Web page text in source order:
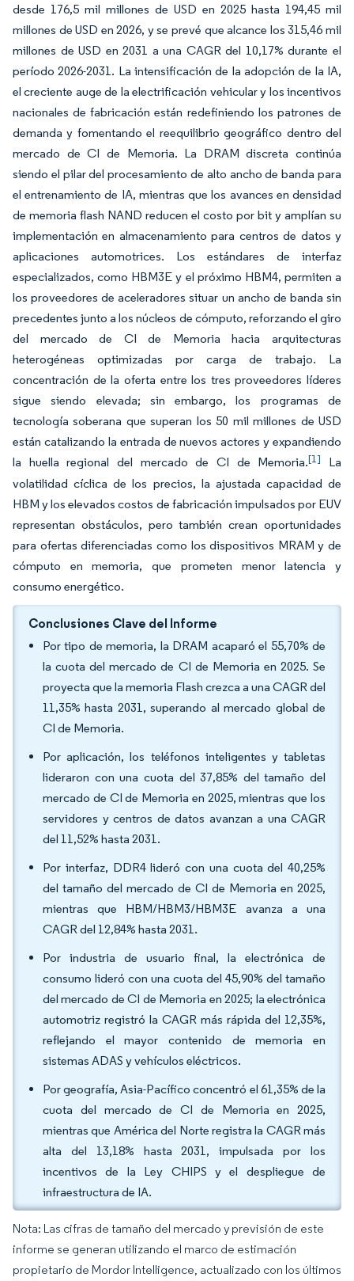
desde 176,5 mil millones de USD en 2025 hasta 194,45 mil
millones de USD en 2026, y se prevé que alcance los 315,46 mil
millones de USD en 2031 a una CAGR del 10,17% durante el
período 2026-2031. La intensificación de la adopción de la IA,
el creciente auge de la electrificación vehicular y los incentivos
nacionales de fabricación están redefiniendo los patrones de
demanda y fomentando el reequilibrio geográfico dentro del
mercado de CI de Memoria. La DRAM discreta continúa
siendo el pilar del procesamiento de alto ancho de banda para
el entrenamiento de IA, mientras que los avances en densidad
de memoria flash NAND reducen el costo por bit y amplían su
implementación en almacenamiento para centros de datos y
aplicaciones automotrices. Los estándares de interfaz
especializados, como HBM3E y el próximo HBM4, permiten a
los proveedores de aceleradores situar un ancho de banda sin
precedentes junto a los núcleos de cómputo, reforzando el giro
del mercado de CI de Memoria hacia arquitecturas
heterogéneas optimizadas por carga de trabajo. La
concentración de la oferta entre los tres proveedores líderes
sigue siendo elevada; sin embargo, los programas de
tecnología soberana que superan los 50 mil millones de USD
están catalizando la entrada de nuevos actores y expandiendo
la huella regional del mercado de CI de Memoria.[1]
La
volatilidad cíclica de los precios, la ajustada capacidad de
HBM y los elevados costos de fabricación impulsados por EUV
representan obstáculos, pero también crean oportunidades
para ofertas diferenciadas como los dispositivos MRAM y de
cómputo en memoria, que prometen menor latencia y
consumo energético.
Conclusiones Clave del Informe
Por tipo de memoria, la DRAM acaparó el 55,70% de
la cuota del mercado de CI de Memoria en 2025. Se
proyecta que la memoria Flash crezca a una CAGR del
11,35% hasta 2031, superando al mercado global de
CI de Memoria.
Por aplicación, los teléfonos inteligentes y tabletas
lideraron con una cuota del 37,85% del tamaño del
mercado de CI de Memoria en 2025, mientras que los
servidores y centros de datos avanzan a una CAGR
del 11,52% hasta 2031.
Por interfaz, DDR4 lideró con una cuota del 40,25%
del tamaño del mercado de CI de Memoria en 2025,
mientras que HBM/HBM3/HBM3E avanza a una
CAGR del 12,84% hasta 2031.
Por industria de usuario final, la electrónica de
consumo lideró con una cuota del 45,90% del tamaño
del mercado de CI de Memoria en 2025; la electrónica
automotriz registró la CAGR más rápida del 12,35%,
reflejando el mayor contenido de memoria en
sistemas ADAS y vehículos eléctricos.
Por geografía, Asia-Pacífico concentró el 61,35% de la
cuota del mercado de CI de Memoria en 2025,
mientras que América del Norte registra la CAGR más
alta del 13,18% hasta 2031, impulsada por los
incentivos de la Ley CHIPS y el despliegue de
infraestructura de IA.
Nota: Las cifras de tamaño del mercado y previsión de este
informe se generan utilizando el marco de estimación
propietario de Mordor Intelligence, actualizado con los últimos